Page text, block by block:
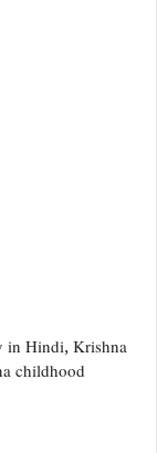
in Hindi, Krishna
childhood